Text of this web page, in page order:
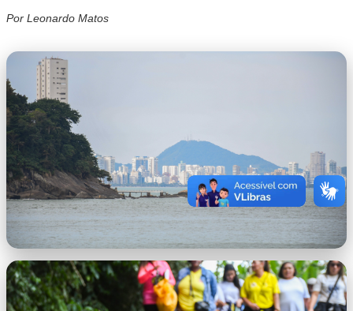
Por Leonardo Matos
Alunos da EJA visitam Aldeia indígena em
São Vicente lll.jpeg